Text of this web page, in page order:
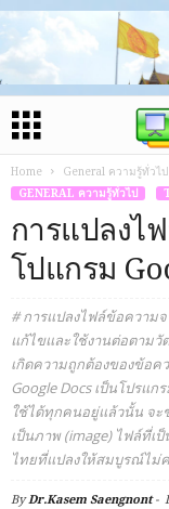
Home General ความรู้ทั่วไป
GENERAL ความรู้ทั่วไป
การแปลงไ
โปแกรม
# การแปลงไฟล์ข้อความ
แก้ไขและใช้งานต่อตามวั
เกิดความถูกต้องของข้อค
Google Docs เป็นโปรแ
ใช้ได้ทุกคนอยู่แล้วนั้น จะ
เป็นภาพ (image) ไฟล์ที่เ
ไทยที่แปลงให้สมบูรณ์ไม่
ByDr.Kasem Saengnont-